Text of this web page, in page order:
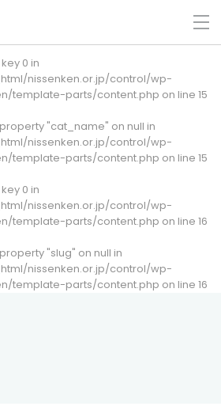
0 in
nissenken.or.jp/control/wp-
template-parts/content.php on line 15
"cat_name" on null in
nissenken.or.jp/control/wp-
template-parts/content.php on line 15
0 in
nissenken.or.jp/control/wp-
template-parts/content.php on line 16
"slug" on null in
nissenken.or.jp/control/wp-
template-parts/content.php on line 16